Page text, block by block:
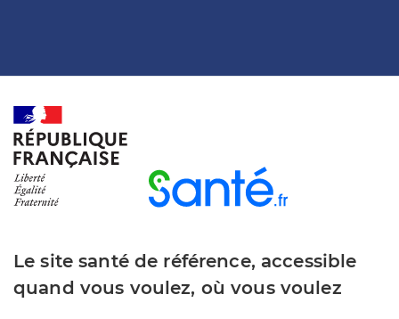
Le site santé de référence, accessible
quand vous voulez, où vous voulez